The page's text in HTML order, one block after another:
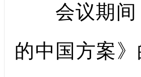
会议期间，
的中国方案